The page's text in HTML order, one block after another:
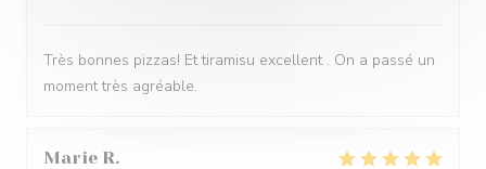
Très bonnes pizzas! Et tiramisu excellent . On a passé un
moment très agréable.
Marie R